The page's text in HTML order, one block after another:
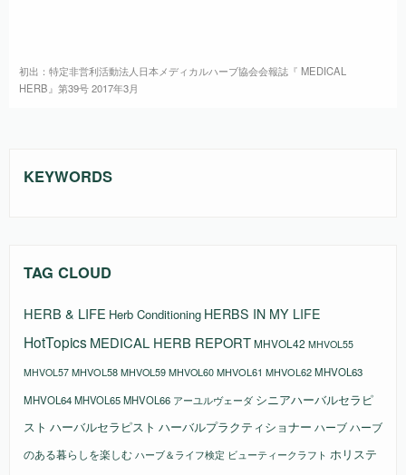
初出：特定非営利活動法人日本メディカルハーブ協会会報誌『 MEDICAL
HERB』第39号 2017年3月
KEYWORDS
TAG CLOUD
HERB & LIFE Herb Conditioning HERBS IN MY LIFE
HotTopics MEDICAL HERB REPORTMHVOL42 MHVOL55
MHVOL57 MHVOL58 MHVOL59 MHVOL60 MHVOL61 MHVOL62MHVOL63
MHVOL64MHVOL65MHVOL66 アーユルヴェーダ シニアハーバルセラピ
スト ハーバルセラピスト ハーバルプラクティショナー ハーブハーブ
のある暮らしを楽しむ ハーブ＆ライフ検定 ビューティークラフト ホリステ